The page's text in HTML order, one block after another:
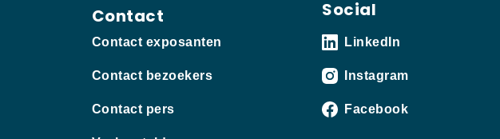
Contact
Contact exposanten
Contact bezoekers
Contact pers
Social
LinkedIn
Instagram
Facebook